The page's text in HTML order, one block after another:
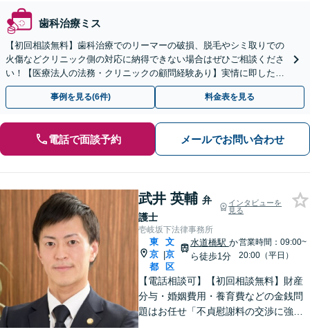
歯科治療ミス
【初回相談無料】歯科治療でのリーマーの破損、脱毛やシミ取りでの
火傷などクリニック側の対応に納得できない場合はぜひご相談くださ
い！【医療法人の法務・クリニックの顧問経験あり】実情に即したア
ドバイスで、納得のできるトラブルの解決を目指します。
事例を見る(6件) 料金表を見る
電話で面談予約 メールでお問い合わせ
武井 英輔 弁
護士
インタビューを
見る
壱岐坂下法律事務所
東
京
都
|
文
京
区
水道橋駅 か
ら徒歩1分
営業時間：09:00~
20:00（平日）
【電話相談可】【初回相談無料】財産
分与・婚姻費用・養育費などの金銭問
題はお任せ「不貞慰謝料の交渉に強